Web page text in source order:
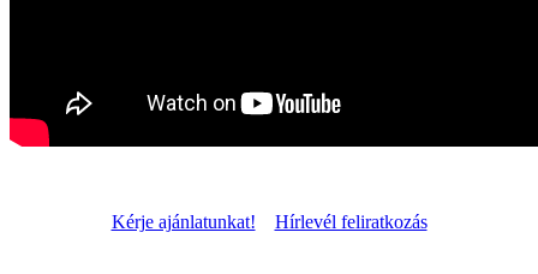
Kérje ajánlatunkat! Hírlevél feliratkozás